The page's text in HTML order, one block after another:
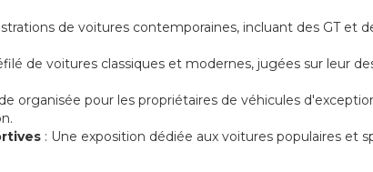
de voitures contemporaines, incluant des GT et
de voitures classiques et modernes, jugées sur leur
organisée pour les propriétaires de véhicules
: Une exposition dédiée aux voitures populaires et